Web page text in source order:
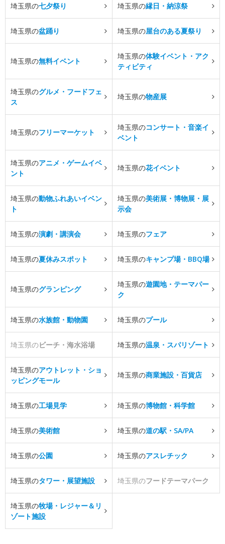
埼玉県の七夕祭り 埼玉県の縁日・納涼祭
埼玉県の盆踊り 埼玉県の屋台のある夏祭り
埼玉県の無料イベント
埼玉県の体験イベント・アク
ティビティ
埼玉県のグルメ・フードフェ
ス
埼玉県の物産展
埼玉県のフリーマーケット
埼玉県のコンサート・音楽イ
ベント
埼玉県のアニメ・ゲームイベ
ント
埼玉県の花イベント
埼玉県の動物ふれあいイベン
ト
埼玉県の美術展・博物展・展
示会
埼玉県の演劇・講演会 埼玉県のフェア
埼玉県の夏休みスポット 埼玉県のキャンプ場・BBQ場
埼玉県のグランピング
埼玉県の遊園地・テーマパー
ク
埼玉県の水族館・動物園 埼玉県のプール
埼玉県のビーチ・海水浴場 埼玉県の温泉・スパリゾート
埼玉県のアウトレット・ショ
ッピングモール
埼玉県の商業施設・百貨店
埼玉県の工場見学 埼玉県の博物館・科学館
埼玉県の美術館 埼玉県の道の駅・SA/PA
埼玉県の公園 埼玉県のアスレチック
埼玉県のタワー・展望施設 埼玉県のフードテーマパーク
埼玉県の牧場・レジャー＆リ
ゾート施設